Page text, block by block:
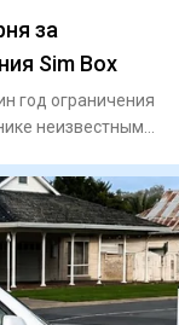
за
Sim Box
год ограничения
неизвестным